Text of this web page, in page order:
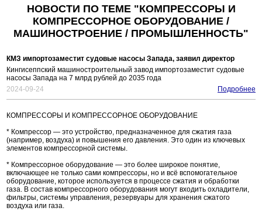
НОВОСТИ ПО ТЕМЕ "КОМПРЕССОРЫ И
КОМПРЕССОРНОЕ ОБОРУДОВАНИЕ /
МАШИНОСТРОЕНИЕ / ПРОМЫШЛЕННОСТЬ"
КМЗ импортозаместит судовые насосы Запада, заявил директор
Кингисеппский машиностроительный завод импортозаместит судовые
насосы Запада на 7 млрд рублей до 2035 года
2024-09-24
Подробнее
КОМПРЕССОРЫ И КОМПРЕССОРНОЕ ОБОРУДОВАНИЕ
* Компрессор — это устройство, предназначенное для сжатия газа
(например, воздуха) и повышения его давления. Это один из ключевых
элементов компрессорной системы.
* Компрессорное оборудование — это более широкое понятие,
включающее не только сами компрессоры, но и всё вспомогательное
оборудование, которое используется в процессе сжатия и обработки
газа. В состав компрессорного оборудования могут входить охладители,
фильтры, системы управления, резервуары для хранения сжатого
воздуха или газа.